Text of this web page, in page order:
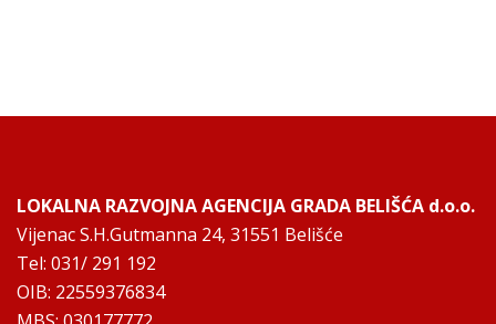
LOKALNA RAZVOJNA AGENCIJA GRADA BELIŠĆA d.o.o.
Vijenac S.H.Gutmanna 24, 31551 Belišće
Tel: 031/ 291 192
OIB: 22559376834